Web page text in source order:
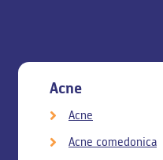
Acne
Acne
Acne comedonica